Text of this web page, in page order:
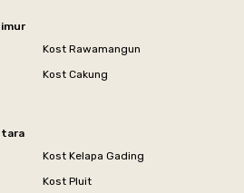
Kost Rawamangun
Kost Cakung
Kost Kelapa Gading
Kost Pluit